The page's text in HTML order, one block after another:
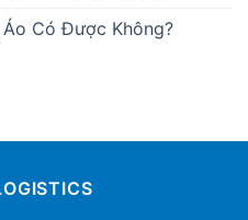
Có Được Không?